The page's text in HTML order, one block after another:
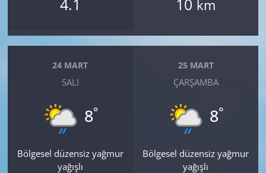
4.1 10 km
24 MART
SALI
8°
Bölgesel düzensiz yağmur
yağışlı
25 MART
ÇARŞAMBA
8°
Bölgesel düzensiz yağmur
yağışlı